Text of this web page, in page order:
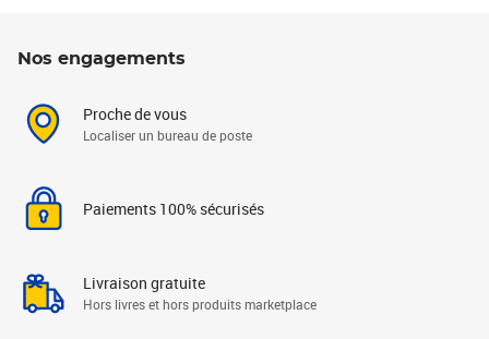
Nos engagements
Proche de vous
Localiser un bureau de poste
Paiements 100% sécurisés
Livraison gratuite
Hors livres et hors produits marketplace